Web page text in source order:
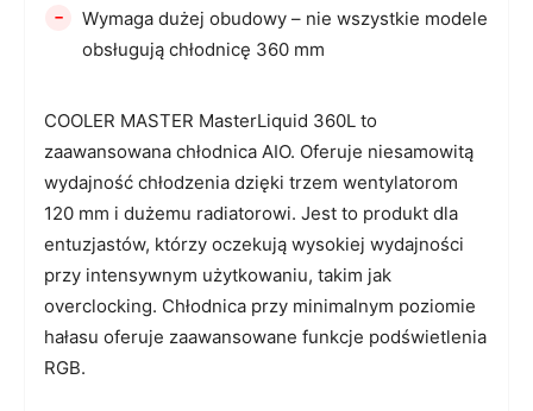
COOLER MASTER MasterLiquid 360L to
zaawansowana chłodnica AIO. Oferuje niesamowitą
wydajność chłodzenia dzięki trzem wentylatorom
120 mm i dużemu radiatorowi. Jest to produkt dla
entuzjastów, którzy oczekują wysokiej wydajności
przy intensywnym użytkowaniu, takim jak
overclocking. Chłodnica przy minimalnym poziomie
hałasu oferuje zaawansowane funkcje podświetlenia
RGB.
-
Wymaga dużej obudowy – nie wszystkie modele
obsługują chłodnicę 360 mm